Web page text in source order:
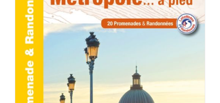
ACHETER LE PRODUIT / DÉTAILS